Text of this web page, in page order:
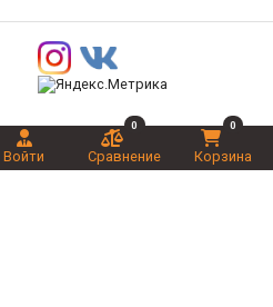
Войти
0
Сравнение
0
Корзина